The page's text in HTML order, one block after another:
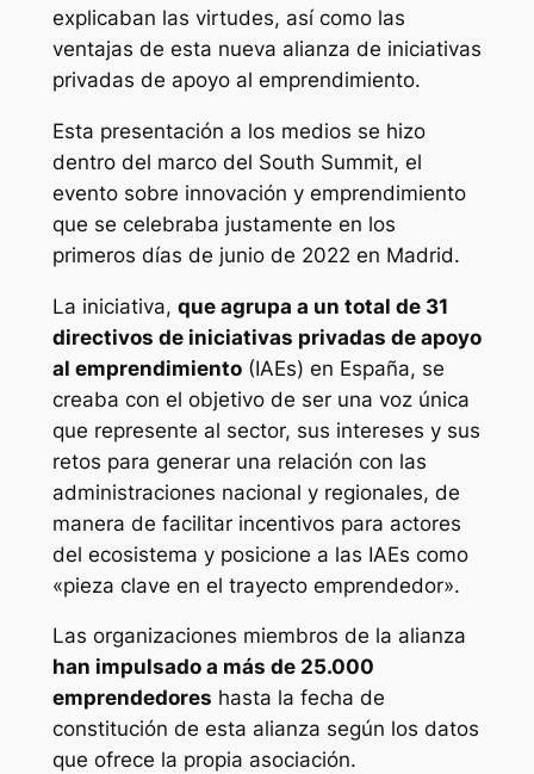
explicaban las virtudes, así como las
ventajas de esta nueva alianza de iniciativas
privadas de apoyo al emprendimiento.
Esta presentación a los medios se hizo
dentro del marco del South Summit, el
evento sobre innovación y emprendimiento
que se celebraba justamente en los
primeros días de junio de 2022 en Madrid.
La iniciativa, que agrupa a un total de 31
directivos de iniciativas privadas de apoyo
al emprendimiento(IAEs) en España, se
creaba con el objetivo de ser una voz única
que represente al sector, sus intereses y sus
retos para generar una relación con las
administraciones nacional y regionales, de
manera de facilitar incentivos para actores
del ecosistema y posicione a las IAEs como
«pieza clave en el trayecto emprendedor».
Las organizaciones miembros de la alianza
han impulsado a más de 25.000
emprendedores hasta la fecha de
constitución de esta alianza según los datos
que ofrece la propia asociación.